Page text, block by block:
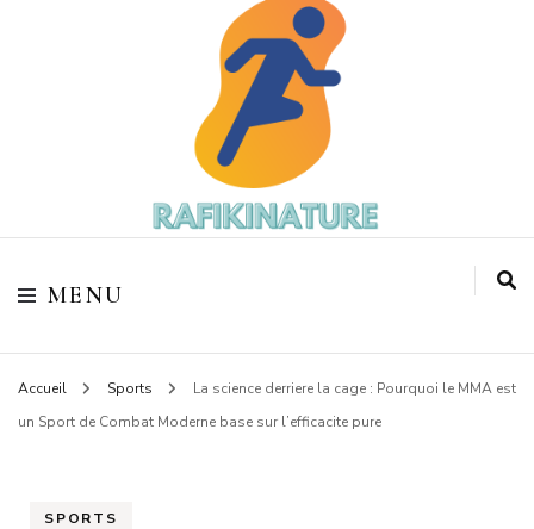
Rafikinature
MENU
Accueil Sports
La science derriere la cage : Pourquoi le MMA est
un Sport de Combat Moderne base sur l’efficacite pure
SPORTS